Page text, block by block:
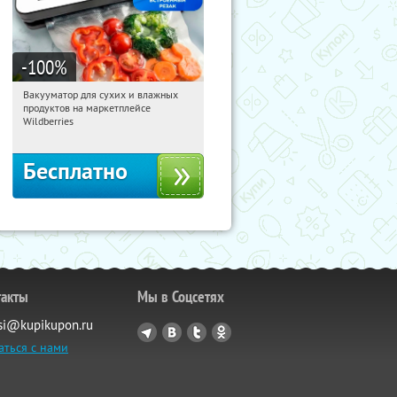
-100%
12:44:55 Получили:175
Россия
Вакууматор для сухих и влажных
продуктов на маркетплейсе
Wildberries
Бесплатно
с нами
Мы в Соцсетях